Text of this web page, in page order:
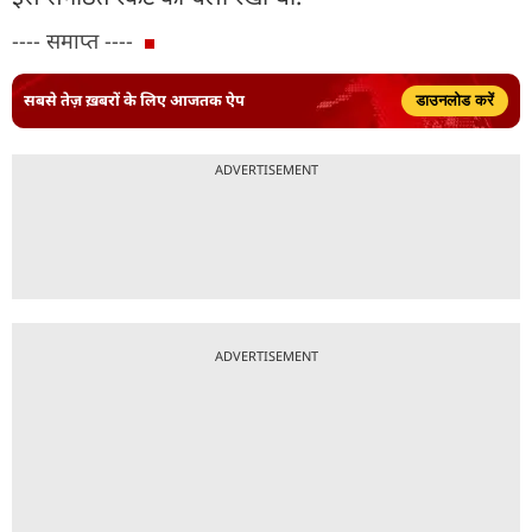
---- समाप्त ----
सबसे तेज़ ख़बरों के लिए आजतक ऐप डाउनलोड करें
ADVERTISEMENT
ADVERTISEMENT